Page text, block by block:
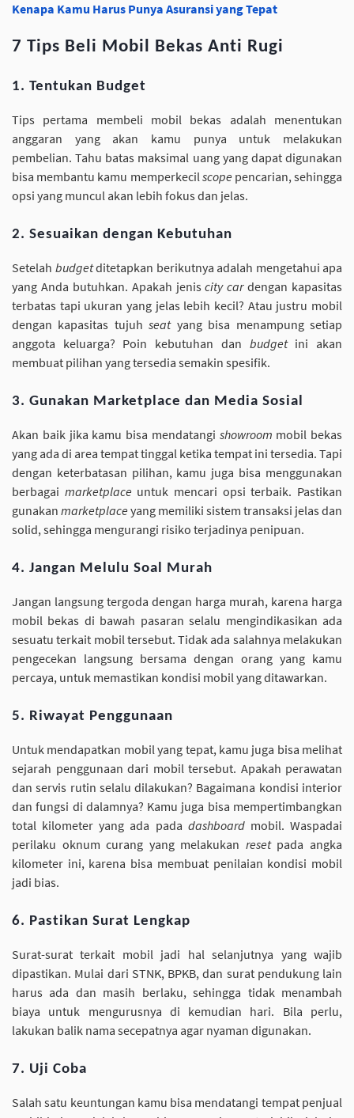
Kenapa Kamu Harus Punya Asuransi yang Tepat
7 Tips Beli Mobil Bekas Anti Rugi
1. Tentukan Budget
Tips pertama membeli mobil bekas adalah menentukan
anggaran yang akan kamu punya untuk melakukan
pembelian. Tahu batas maksimal uang yang dapat digunakan
bisa membantu kamu memperkecilscopepencarian, sehingga
opsi yang muncul akan lebih fokus dan jelas.
2. Sesuaikan dengan Kebutuhan
Setelah budgetditetapkan berikutnya adalah mengetahui apa
yang Anda butuhkan. Apakah jeniscity cardengan kapasitas
terbatas tapi ukuran yang jelas lebih kecil? Atau justru mobil
dengan kapasitas tujuhseatyang bisa menampung setiap
anggota keluarga? Poin kebutuhan dan budgetini akan
membuat pilihan yang tersedia semakin spesifik.
3. Gunakan Marketplace dan Media Sosial
Akan baik jika kamu bisa mendatangi showroom mobil bekas
yang ada di area tempat tinggal ketika tempat ini tersedia. Tapi
dengan keterbatasan pilihan, kamu juga bisa menggunakan
berbagai marketplaceuntuk mencari opsi terbaik. Pastikan
gunakan marketplaceyang memiliki sistem transaksi jelas dan
solid, sehingga mengurangi risiko terjadinya penipuan.
4. Jangan Melulu Soal Murah
Jangan langsung tergoda dengan harga murah, karena harga
mobil bekas di bawah pasaran selalu mengindikasikan ada
sesuatu terkait mobil tersebut. Tidak ada salahnya melakukan
pengecekan langsung bersama dengan orang yang kamu
percaya, untuk memastikan kondisi mobil yang ditawarkan.
5. Riwayat Penggunaan
Untuk mendapatkan mobil yang tepat, kamu juga bisa melihat
sejarah penggunaan dari mobil tersebut. Apakah perawatan
dan servis rutin selalu dilakukan? Bagaimana kondisi interior
dan fungsi di dalamnya? Kamu juga bisa mempertimbangkan
total kilometer yang ada pada dashboardmobil. Waspadai
perilaku oknum curang yang melakukan resetpada angka
kilometer ini, karena bisa membuat penilaian kondisi mobil
jadi bias.
6. Pastikan Surat Lengkap
Surat-surat terkait mobil jadi hal selanjutnya yang wajib
dipastikan. Mulai dari STNK, BPKB, dan surat pendukung lain
harus ada dan masih berlaku, sehingga tidak menambah
biaya untuk mengurusnya di kemudian hari. Bila perlu,
lakukan balik nama secepatnya agar nyaman digunakan.
7. Uji Coba
Salah satu keuntungan kamu bisa mendatangi tempat penjual